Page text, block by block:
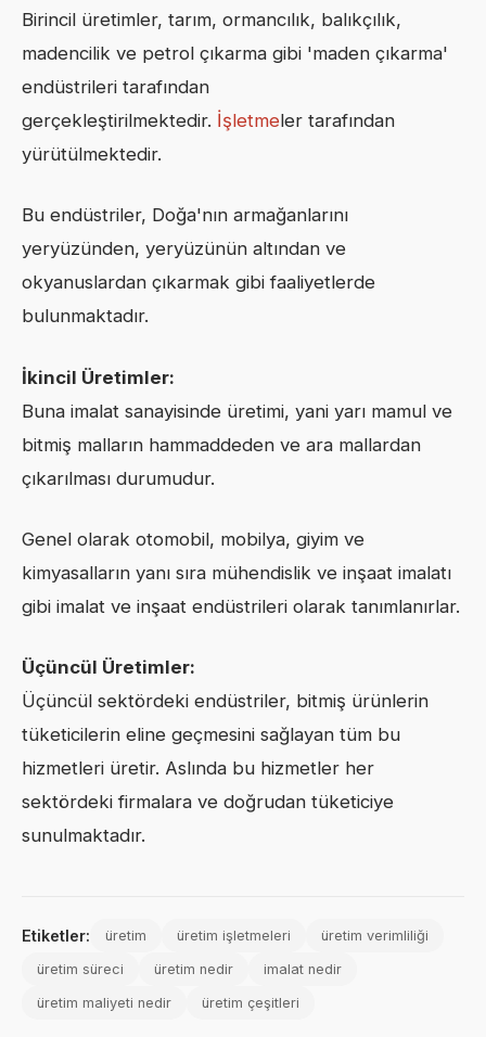
Birincil üretimler, tarım, ormancılık, balıkçılık,
madencilik ve petrol çıkarma gibi 'maden çıkarma'
endüstrileri tarafından
gerçekleştirilmektedir. İşletmeler tarafından
yürütülmektedir.
Bu endüstriler, Doğa'nın armağanlarını
yeryüzünden, yeryüzünün altından ve
okyanuslardan çıkarmak gibi faaliyetlerde
bulunmaktadır.
İkincil Üretimler:
Buna imalat sanayisinde üretimi, yani yarı mamul ve
bitmiş malların hammaddeden ve ara mallardan
çıkarılması durumudur.
Genel olarak otomobil, mobilya, giyim ve
kimyasalların yanı sıra mühendislik ve inşaat imalatı
gibi imalat ve inşaat endüstrileri olarak tanımlanırlar.
Üçüncül Üretimler:
Üçüncül sektördeki endüstriler, bitmiş ürünlerin
tüketicilerin eline geçmesini sağlayan tüm bu
hizmetleri üretir. Aslında bu hizmetler her
sektördeki firmalara ve doğrudan tüketiciye
sunulmaktadır.
Etiketler: üretim üretim işletmeleri üretim verimliliği
üretim süreci üretim nedir imalat nedir
üretim maliyeti nedir üretim çeşitleri